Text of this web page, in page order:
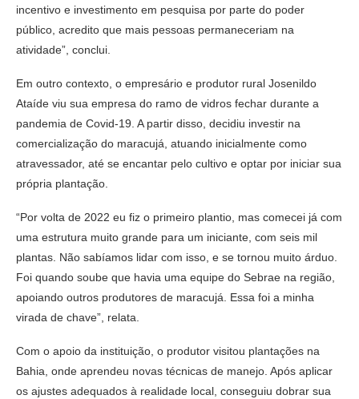
incentivo e investimento em pesquisa por parte do poder
público, acredito que mais pessoas permaneceriam na
atividade”, conclui.
Em outro contexto, o empresário e produtor rural Josenildo
Ataíde viu sua empresa do ramo de vidros fechar durante a
pandemia de Covid-19. A partir disso, decidiu investir na
comercialização do maracujá, atuando inicialmente como
atravessador, até se encantar pelo cultivo e optar por iniciar sua
própria plantação.
“Por volta de 2022 eu fiz o primeiro plantio, mas comecei já com
uma estrutura muito grande para um iniciante, com seis mil
plantas. Não sabíamos lidar com isso, e se tornou muito árduo.
Foi quando soube que havia uma equipe do Sebrae na região,
apoiando outros produtores de maracujá. Essa foi a minha
virada de chave”, relata.
Com o apoio da instituição, o produtor visitou plantações na
Bahia, onde aprendeu novas técnicas de manejo. Após aplicar
os ajustes adequados à realidade local, conseguiu dobrar sua